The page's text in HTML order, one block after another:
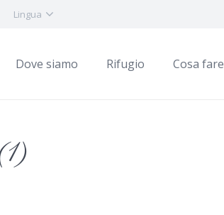
Lingua
Dove siamo Rifugio Cosa fare